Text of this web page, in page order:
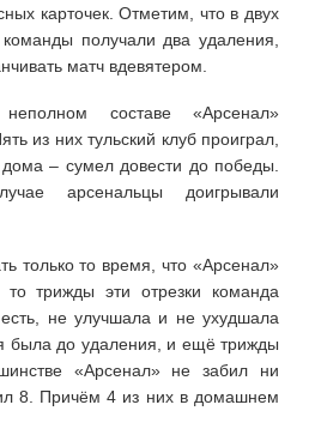
карточек. Отметим, что в двух
получали два удаления,
матч вдевятером.
составе «Арсенал»
из них тульский клуб проиграл,
– сумел довести до победы.
арсенальцы доигрывали
только то время, что «Арсенал»
трижды эти отрезки команда
не улучшала и не ухудшала
была до удаления, и ещё трижды
«Арсенал» не забил ни
8. Причём 4 из них в домашнем